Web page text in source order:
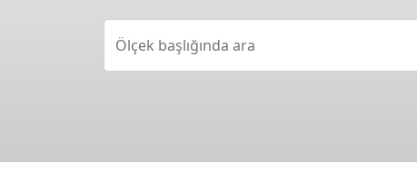
Ölçek başlığında ara